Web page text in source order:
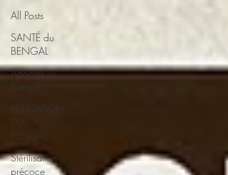
All Posts
SANTÉ du
BENGAL
Adopter un
Bengal
EDUCATION
DU
BENGAL
Stérilisation
précoce